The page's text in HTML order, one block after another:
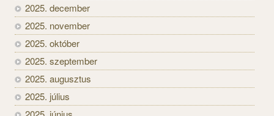
2025. december
2025. november
2025. október
2025. szeptember
2025. augusztus
2025. július